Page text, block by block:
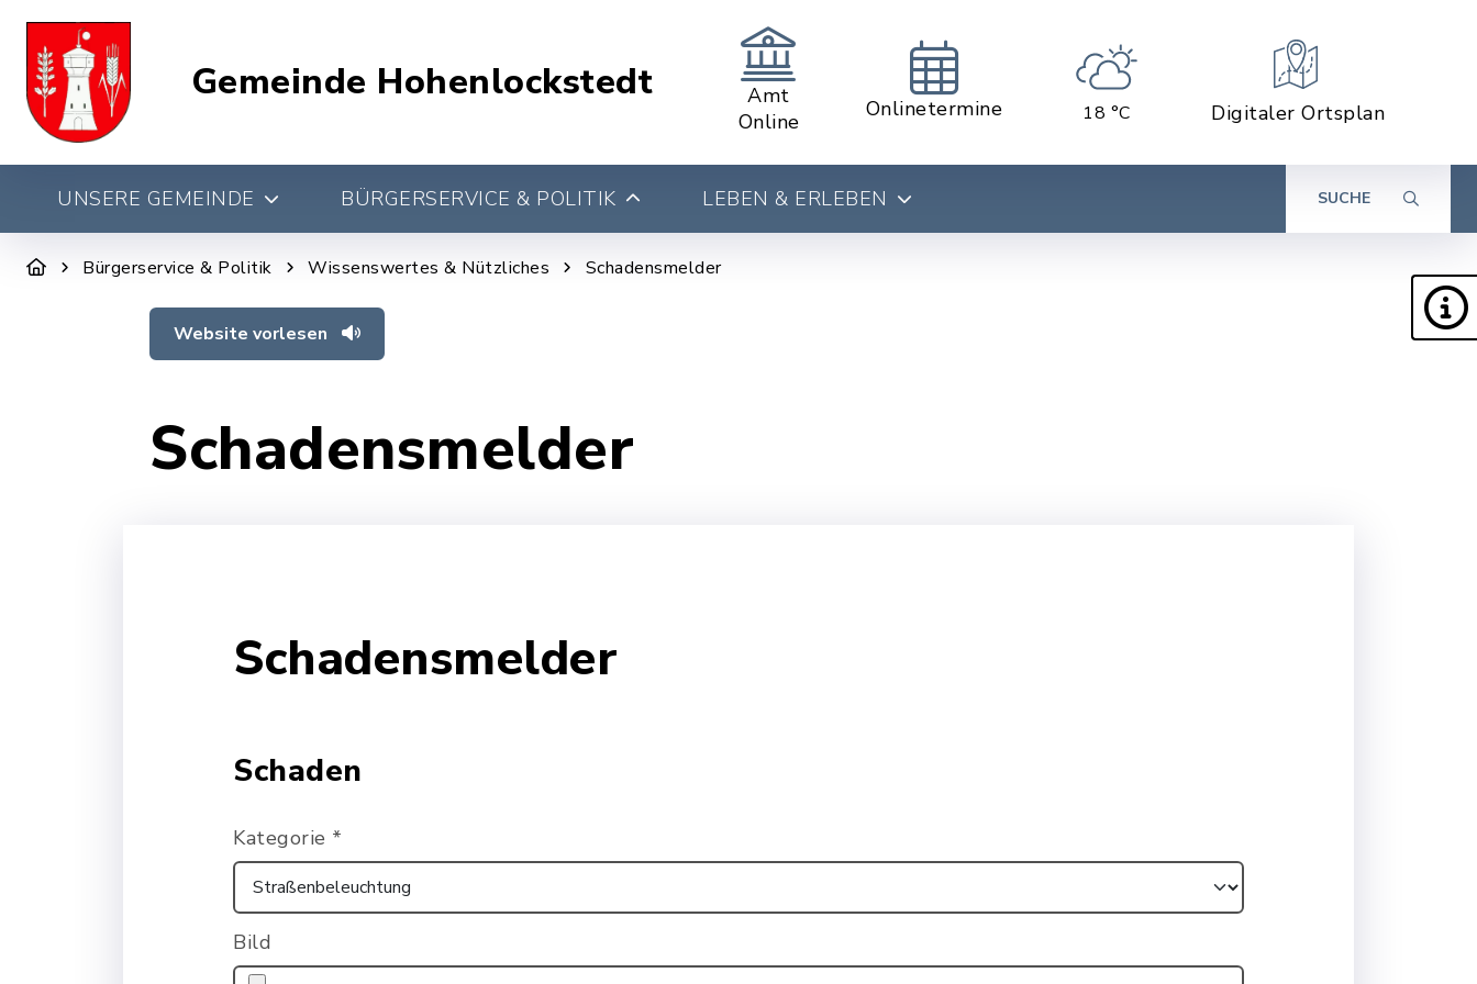
Gemeinde Hohenlockstedt
Amt
Online
Onlinetermine 18 °C Digitaler Ortsplan
UNSERE GEMEINDE BÜRGERSERVICE & POLITIK LEBEN & ERLEBEN SUCHE
Bürgerservice & Politik Wissenswertes & Nützliches Schadensmelder
Website vorlesen
Schadensmelder
Schadensmelder
Schaden
Kategorie *
Bild